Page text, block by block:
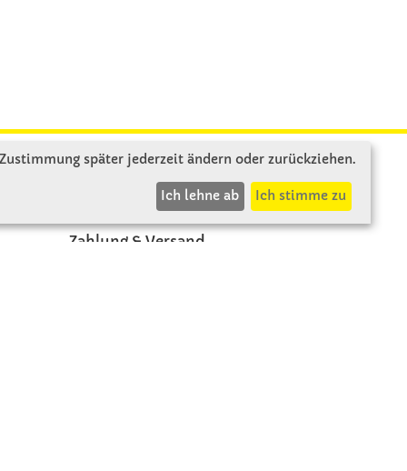
Zahlung & Versand
später jederzeit ändern oder zurückziehen.
Ich lehne ab Ich stimme zu